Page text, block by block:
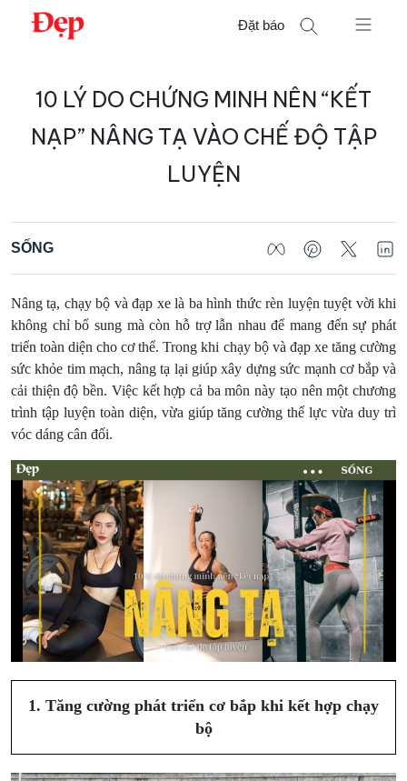
Chuyển
Đặt báo
kiếm
10 LÝ DO CHỨNG MINH NÊN “KẾT
NẠP” NÂNG TẠ VÀO CHẾ ĐỘ TẬP
LUYỆN
SỐNG
Nâng tạ, chạy bộ và đạp xe là ba hình thức rèn luyện tuyệt vời khi
không chỉ bổ sung mà còn hỗ trợ lẫn nhau để mang đến sự phát
triển toàn diện cho cơ thể. Trong khi chạy bộ và đạp xe tăng cường
sức khỏe tim mạch, nâng tạ lại giúp xây dựng sức mạnh cơ bắp và
cải thiện độ bền. Việc kết hợp cả ba môn này tạo nên một chương
trình tập luyện toàn diện, vừa giúp tăng cường thể lực vừa duy trì
vóc dáng cân đối.
1. Tăng cường phát triển cơ bắp khi kết hợp chạy
bộ